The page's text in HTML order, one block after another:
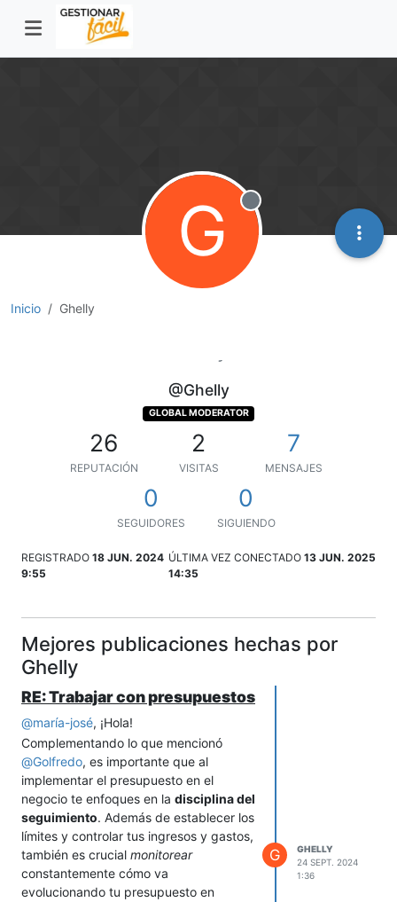
Inicio Ghelly
G Desconectado
@Ghelly
GLOBAL MODERATOR
26
REPUTACIÓN
2
VISITAS
7
MENSAJES
0
SEGUIDORES
0
SIGUIENDO
REGISTRADO 18 JUN. 2024
9:55
ÚLTIMA VEZ CONECTADO 13 JUN. 2025
14:35
Mejores publicaciones hechas por
Ghelly
RE: Trabajar con presupuestos
@maría-josé, ¡Hola!
Complementando lo que mencionó
@Golfredo, es importante que al
implementar el presupuesto en el
negocio te enfoques en la disciplina del
seguimiento. Además de establecer los
límites y controlar tus ingresos y gastos,
también es crucial monitorear
constantemente cómo va
evolucionando tu presupuesto en
G
GHELLY
24 SEPT. 2024
1:36